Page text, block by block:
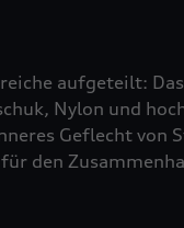
aufgeteilt:
Nylon und
Geflecht von
den